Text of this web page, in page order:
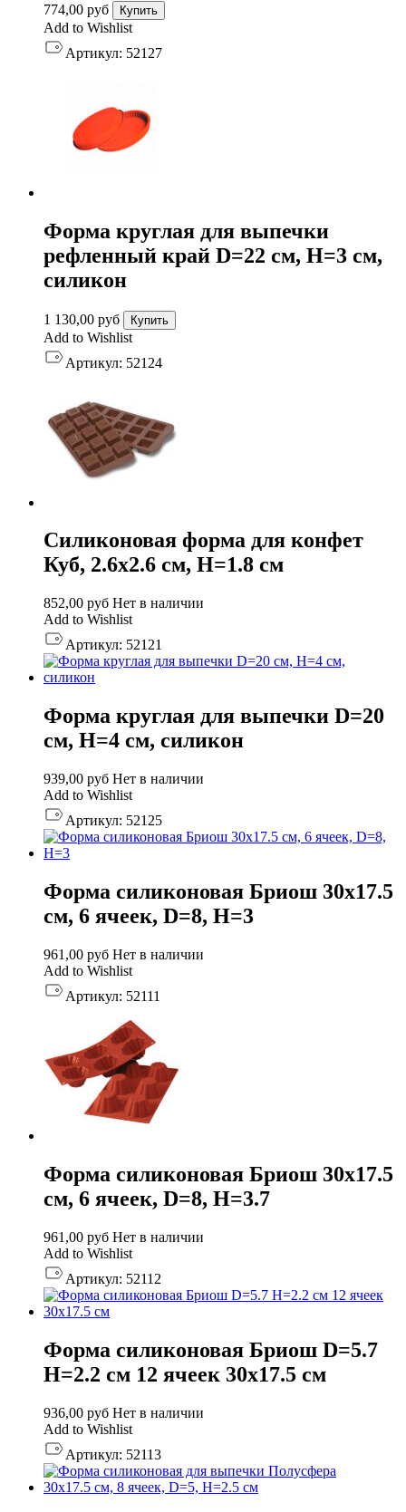
774,00 руб Купить
Add to Wishlist
Артикул: 52127
Форма круглая для выпечки
рефленный край D=22 см, H=3 см,
силикон
1 130,00 руб Купить
Add to Wishlist
Артикул: 52124
Силиконовая форма для конфет
Куб, 2.6х2.6 см, H=1.8 см
852,00 руб Нет в наличии
Add to Wishlist
Артикул: 52121
Форма круглая для выпечки D=20
см, H=4 см, силикон
939,00 руб Нет в наличии
Add to Wishlist
Артикул: 52125
Форма силиконовая Бриош 30х17.5
см, 6 ячеек, D=8, H=3
961,00 руб Нет в наличии
Add to Wishlist
Артикул: 52111
Форма силиконовая Бриош 30х17.5
см, 6 ячеек, D=8, H=3.7
961,00 руб Нет в наличии
Add to Wishlist
Артикул: 52112
Форма силиконовая Бриош D=5.7
H=2.2 см 12 ячеек 30х17.5 см
936,00 руб Нет в наличии
Add to Wishlist
Артикул: 52113